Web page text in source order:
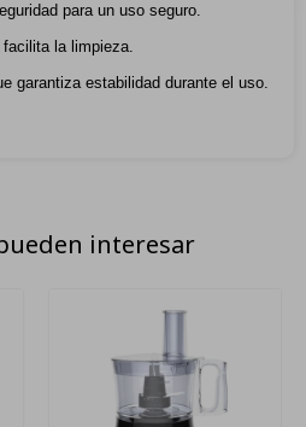
para un uso seguro.
la limpieza.
garantiza estabilidad durante el uso.
interesar